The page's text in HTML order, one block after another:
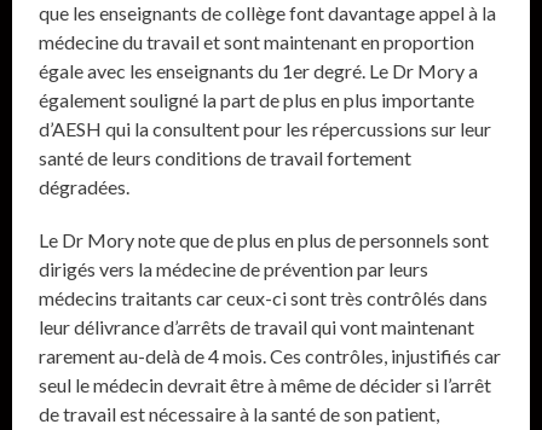
que les enseignants de collège font davantage appel à la
médecine du travail et sont maintenant en proportion
égale avec les enseignants du 1er degré. Le Dr Mory a
également souligné la part de plus en plus importante
d’AESH qui la consultent pour les répercussions sur leur
santé de leurs conditions de travail fortement
dégradées.
Le Dr Mory note que de plus en plus de personnels sont
dirigés vers la médecine de prévention par leurs
médecins traitants car ceux-ci sont très contrôlés dans
leur délivrance d’arrêts de travail qui vont maintenant
rarement au-delà de 4 mois. Ces contrôles, injustifiés car
seul le médecin devrait être à même de décider si l’arrêt
de travail est nécessaire à la santé de son patient,